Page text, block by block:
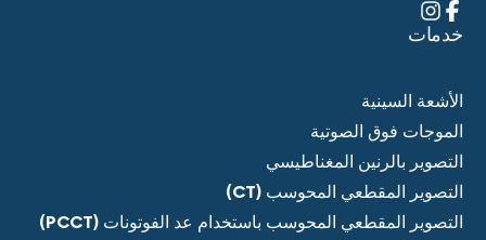
خدمات
الأشعة السينية
الموجات فوق الصوتية
التصوير بالرنين المغناطيسي
التصوير المقطعي المحوسب (CT)
التصوير المقطعي المحوسب باستخدام عد الفوتونات (PCCT)